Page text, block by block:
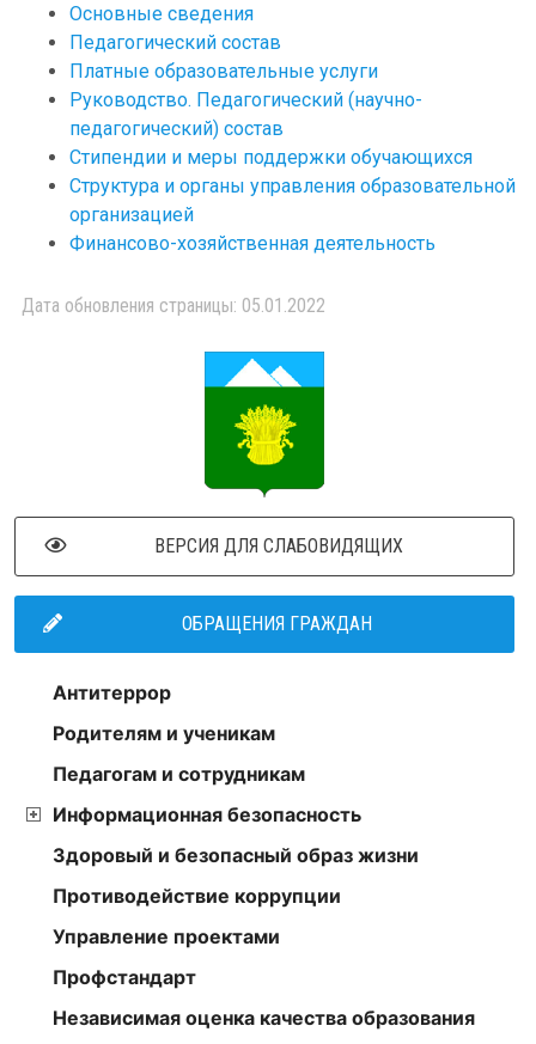
Основные сведения
Педагогический состав
Платные образовательные услуги
Руководство. Педагогический (научно-
педагогический) состав
Стипендии и меры поддержки обучающихся
Структура и органы управления образовательной
организацией
Финансово-хозяйственная деятельность
Дата обновления страницы: 05.01.2022
ВЕРСИЯ ДЛЯ СЛАБОВИДЯЩИХ
ОБРАЩЕНИЯ ГРАЖДАН
Антитеррор
Родителям и ученикам
Педагогам и сотрудникам
Информационная безопасность
Здоровый и безопасный образ жизни
Противодействие коррупции
Управление проектами
Профстандарт
Независимая оценка качества образования